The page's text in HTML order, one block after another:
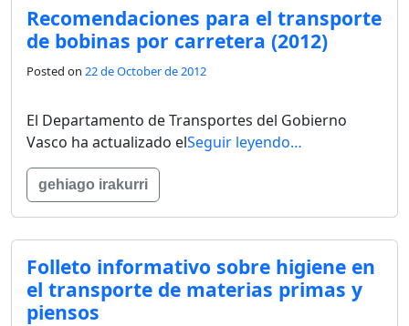
Recomendaciones para el transporte
de bobinas por carretera (2012)
Posted on 22 de October de 2012
El Departamento de Transportes del Gobierno
Vasco ha actualizado elSeguir leyendo…
gehiago irakurri
Folleto informativo sobre higiene en
el transporte de materias primas y
piensos